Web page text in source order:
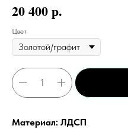
20 400р.
Цвет
Материал: ЛДСП